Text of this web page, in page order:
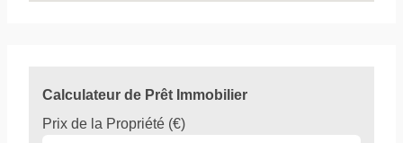
Calculateur de Prêt Immobilier
Prix de la Propriété (€)